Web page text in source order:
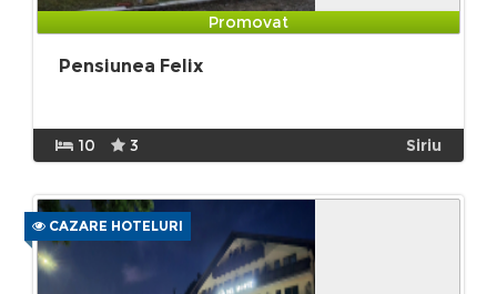
Promovat
Pensiunea Felix
10 3 Siriu
CAZARE HOTELURI